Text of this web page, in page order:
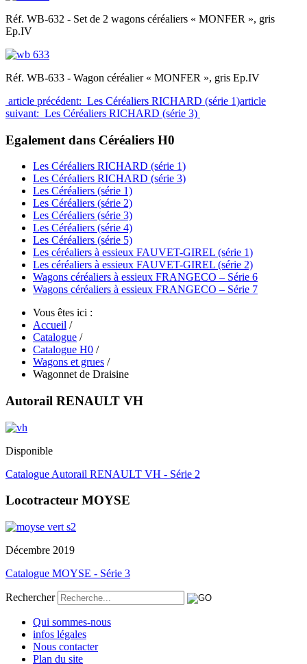
Réf. WB-632 - Set de 2 wagons céréaliers « MONFER », gris
Ep.IV
Réf. WB-633 - Wagon céréalier « MONFER », gris Ep.IV
article précédent: Les Céréaliers RICHARD (série 1)article
suivant: Les Céréaliers RICHARD (série 3)
Egalement dans Céréaliers H0
Les Céréaliers RICHARD (série 1)
Les Céréaliers RICHARD (série 3)
Les Céréaliers (série 1)
Les Céréaliers (série 2)
Les Céréaliers (série 3)
Les Céréaliers (série 4)
Les Céréaliers (série 5)
Les céréaliers à essieux FAUVET-GIREL (série 1)
Les céréaliers à essieux FAUVET-GIREL (série 2)
Wagons céréaliers à essieux FRANGECO – Série 6
Wagons céréaliers à essieux FRANGECO – Série 7
Vous êtes ici :
Accueil /
Catalogue /
Catalogue H0 /
Wagons et grues /
Wagonnet de Draisine
Autorail RENAULT VH
Disponible
Catalogue Autorail RENAULT VH - Série 2
Locotracteur MOYSE
Décembre 2019
Catalogue MOYSE - Série 3
Rechercher
Qui sommes-nous
infos légales
Nous contacter
Plan du site